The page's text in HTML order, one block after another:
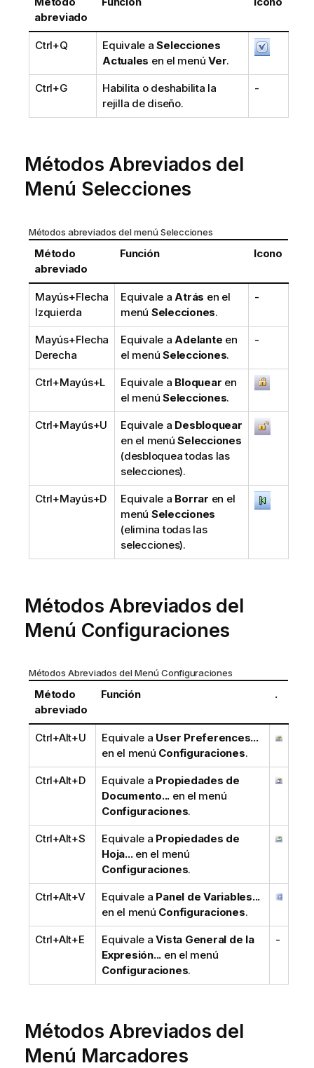
abreviado
Ctrl+Q Equivale aSelecciones
Actuales en el menú Ver.
Ctrl+G
Habilita o deshabilita la
rejilla de diseño.
-
Métodos Abreviados del
Menú Selecciones
Métodos abreviados del menú Selecciones
Método
abreviado
Función Icono
Mayús+Flecha
Izquierda
Equivale a Atrás en el
menú Selecciones.
-
Mayús+Flecha
Derecha
Equivale a Adelante en
el menú Selecciones.
-
Ctrl+Mayús+L Equivale a Bloquear en
el menú Selecciones.
Ctrl+Mayús+U Equivale a Desbloquear
en el menúSelecciones
(desbloquea todas las
selecciones).
Ctrl+Mayús+D Equivale a Borrar en el
menú Selecciones
(elimina todas las
selecciones).
Métodos Abreviados del
Menú Configuraciones
Métodos Abreviados del Menú Configuraciones
Método
abreviado
Función .
Ctrl+Alt+U Equivale a User Preferences...
en el menú Configuraciones.
Ctrl+Alt+D Equivale a Propiedades de
Documento... en el menú
Configuraciones.
Ctrl+Alt+S Equivale a Propiedades de
Hoja...en el menú
Configuraciones.
Ctrl+Alt+V Equivale a Panel de Variables...
en el menú Configuraciones.
Ctrl+Alt+E Equivale aVista General de la
Expresión... en el menú
Configuraciones.
-
Métodos Abreviados del
Menú Marcadores